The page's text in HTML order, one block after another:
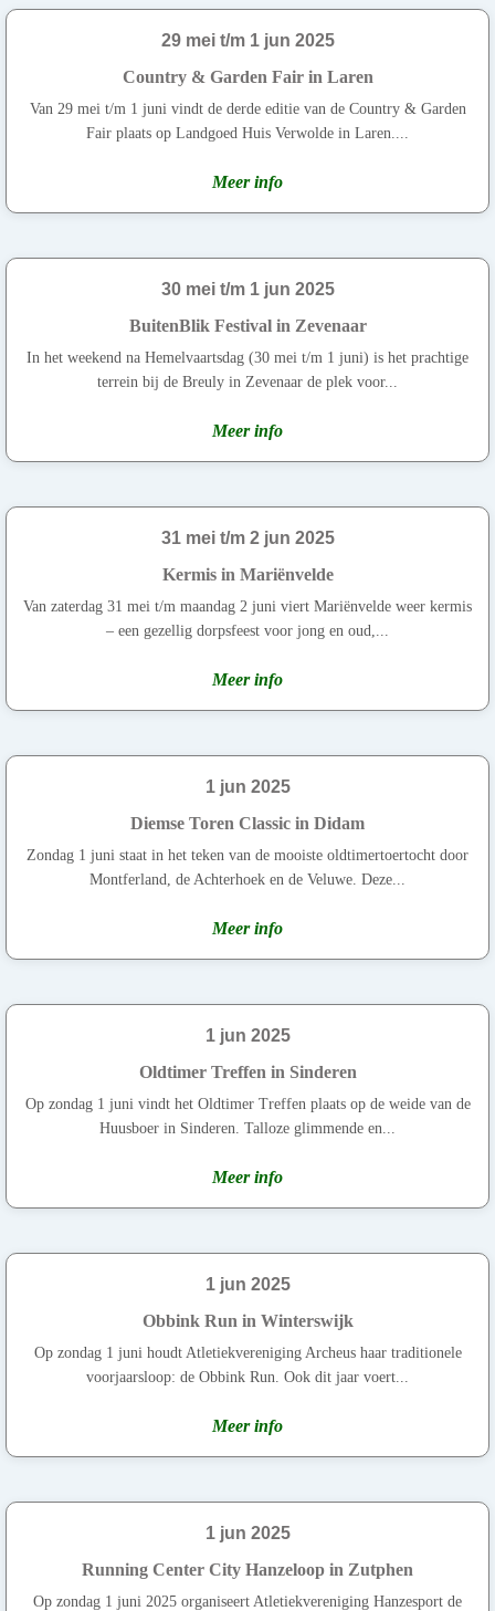
29 mei t/m 1 jun 2025
Country & Garden Fair in Laren
Van 29 mei t/m 1 juni vindt de derde editie van de Country & Garden
Fair plaats op Landgoed Huis Verwolde in Laren....
Meer info
30 mei t/m 1 jun 2025
BuitenBlik Festival in Zevenaar
In het weekend na Hemelvaartsdag (30 mei t/m 1 juni) is het prachtige
terrein bij de Breuly in Zevenaar de plek voor...
Meer info
31 mei t/m 2 jun 2025
Kermis in Mariënvelde
Van zaterdag 31 mei t/m maandag 2 juni viert Mariënvelde weer kermis
– een gezellig dorpsfeest voor jong en oud,...
Meer info
1 jun 2025
Diemse Toren Classic in Didam
Zondag 1 juni staat in het teken van de mooiste oldtimertoertocht door
Montferland, de Achterhoek en de Veluwe. Deze...
Meer info
1 jun 2025
Oldtimer Treffen in Sinderen
Op zondag 1 juni vindt het Oldtimer Treffen plaats op de weide van de
Huusboer in Sinderen. Talloze glimmende en...
Meer info
1 jun 2025
Obbink Run in Winterswijk
Op zondag 1 juni houdt Atletiekvereniging Archeus haar traditionele
voorjaarsloop: de Obbink Run. Ook dit jaar voert...
Meer info
1 jun 2025
Running Center City Hanzeloop in Zutphen
Op zondag 1 juni 2025 organiseert Atletiekvereniging Hanzesport de